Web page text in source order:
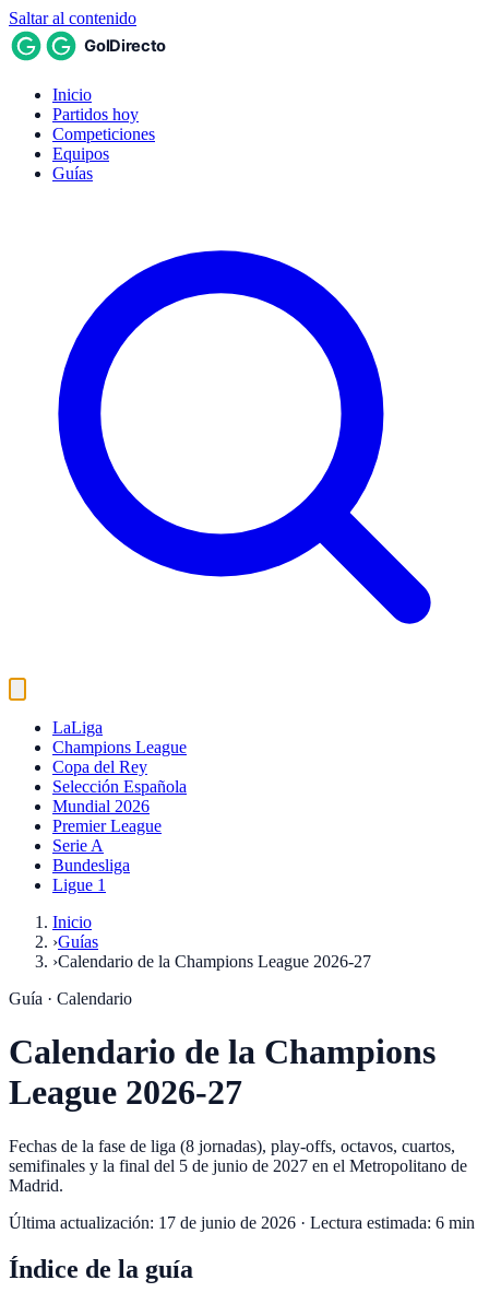
Saltar al contenido
Inicio
Partidos hoy
Competiciones
Equipos
Guías
LaLiga
Champions League
Copa del Rey
Selección Española
Mundial 2026
Premier League
Serie A
Bundesliga
Ligue 1
Inicio
›Guías
›Calendario de la Champions League 2026-27
Guía · Calendario
Calendario de la Champions
League 2026-27
Fechas de la fase de liga (8 jornadas), play-offs, octavos, cuartos,
semifinales y la final del 5 de junio de 2027 en el Metropolitano de
Madrid.
Última actualización: 17 de junio de 2026 · Lectura estimada: 6 min
Índice de la guía